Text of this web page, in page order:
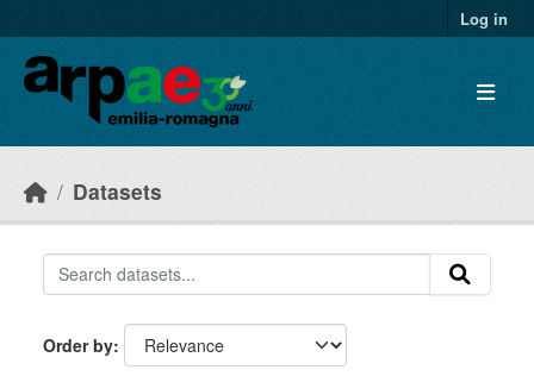
Log in
Datasets
Order by